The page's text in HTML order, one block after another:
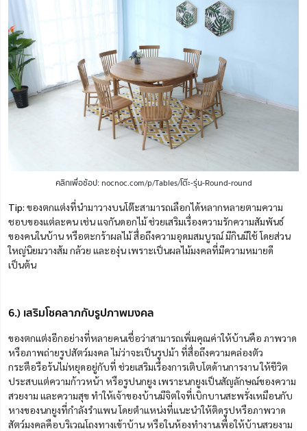
คลิกเพื่อช้อป: nocnoc.com/p/Tables/โต๊ะ-รุ่น-Round-round
Tip: ของตกแต่งที่นำมาวางบนโต๊ะสามารถเลือกได้หลากหลายตามความ
ชอบของแต่ละคน เช่น แจกันดอกไม้ ช่วยเสริมเรื่องความรักความสัมพันธ์
ของคนในบ้าน หรือตะกร้าผลไม้ สื่อถึงความอุดมสมบูรณ์ มีกินมีใช้ โดยส่วน
ใหญ่นิยมวางส้ม กล้วย และองุ่น เพราะเป็นผลไม้มงคลที่มีความหมายดี
เป็นต้น
6.) เสริมโชคลาภกับรูปภาพมงคล
ของตกแต่งอีกอย่างที่หลายคนเชื่อว่าสามารถเพิ่มคุณค่าให้บ้านคือ ภาพวาด
หรือภาพถ่ายรูปสัตว์มงคล ไม่ว่าจะเป็นรูปม้า ที่สื่อถึงความคล่องตัว
กระตือรือร้นไม่หยุดอยู่กับที่ ช่วยเสริมเรื่องการเติบโตด้านการงาน ให้ชีวิต
ประสบแต่ความก้าวหน้า หรือรูปนกยูง เพราะนกยูงเป็นสัญลักษณ์ของความ
สวยงาม และความสุข ทำให้เจ้าของบ้านมีจิตใจที่เบิกบานสะพรั่งเหมือนกับ
หางของนกยูงที่กำลังรำแพน โดยตำแหน่งที่แนะนำให้ติดรูปหรือภาพวาด
สัตว์มงคลคือบริเวณโถงทางเข้าบ้าน หรือในห้องทำงานเพื่อให้บ้านสวยงาม